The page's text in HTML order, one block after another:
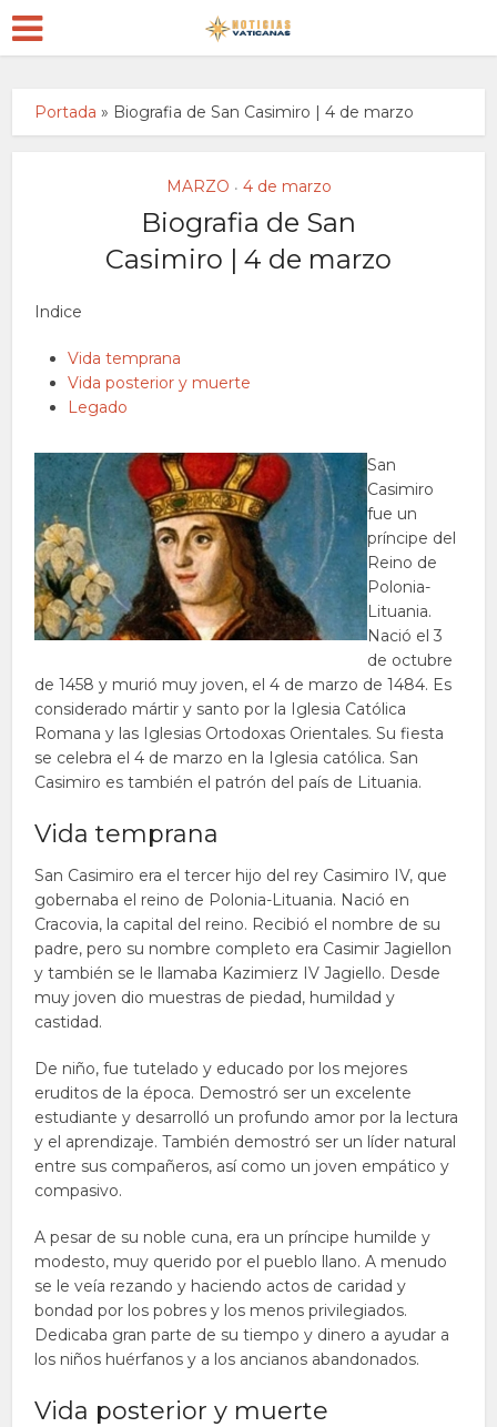
Portada » Biografia de San Casimiro | 4 de marzo
MARZO • 4 de marzo
Biografia de San
Casimiro | 4 de marzo
Indice
Vida temprana
Vida posterior y muerte
Legado
San
Casimiro
fue un
príncipe del
Reino de
Polonia-
Lituania.
Nació el 3
de octubre
de 1458 y murió muy joven, el 4 de marzo de 1484. Es
considerado mártir y santo por la Iglesia Católica
Romana y las Iglesias Ortodoxas Orientales. Su fiesta
se celebra el 4 de marzo en la Iglesia católica. San
Casimiro es también el patrón del país de Lituania.
Vida temprana
San Casimiro era el tercer hijo del rey Casimiro IV, que
gobernaba el reino de Polonia-Lituania. Nació en
Cracovia, la capital del reino. Recibió el nombre de su
padre, pero su nombre completo era Casimir Jagiellon
y también se le llamaba Kazimierz IV Jagiello. Desde
muy joven dio muestras de piedad, humildad y
castidad.
De niño, fue tutelado y educado por los mejores
eruditos de la época. Demostró ser un excelente
estudiante y desarrolló un profundo amor por la lectura
y el aprendizaje. También demostró ser un líder natural
entre sus compañeros, así como un joven empático y
compasivo.
A pesar de su noble cuna, era un príncipe humilde y
modesto, muy querido por el pueblo llano. A menudo
se le veía rezando y haciendo actos de caridad y
bondad por los pobres y los menos privilegiados.
Dedicaba gran parte de su tiempo y dinero a ayudar a
los niños huérfanos y a los ancianos abandonados.
Vida posterior y muerte